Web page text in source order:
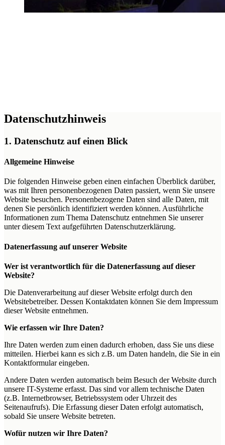
Datenschutzhinweis
1. Datenschutz auf einen Blick
Allgemeine Hinweise
Die folgenden Hinweise geben einen einfachen Überblick darüber,
was mit Ihren personenbezogenen Daten passiert, wenn Sie unsere
Website besuchen. Personenbezogene Daten sind alle Daten, mit
denen Sie persönlich identifiziert werden können. Ausführliche
Informationen zum Thema Datenschutz entnehmen Sie unserer
unter diesem Text aufgeführten Datenschutzerklärung.
Datenerfassung auf unserer Website
Wer ist verantwortlich für die Datenerfassung auf dieser
Website?
Die Datenverarbeitung auf dieser Website erfolgt durch den
Websitebetreiber. Dessen Kontaktdaten können Sie dem Impressum
dieser Website entnehmen.
Wie erfassen wir Ihre Daten?
Ihre Daten werden zum einen dadurch erhoben, dass Sie uns diese
mitteilen. Hierbei kann es sich z.B. um Daten handeln, die Sie in ein
Kontaktformular eingeben.
Andere Daten werden automatisch beim Besuch der Website durch
unsere IT-Systeme erfasst. Das sind vor allem technische Daten
(z.B. Internetbrowser, Betriebssystem oder Uhrzeit des
Seitenaufrufs). Die Erfassung dieser Daten erfolgt automatisch,
sobald Sie unsere Website betreten.
Wofür nutzen wir Ihre Daten?